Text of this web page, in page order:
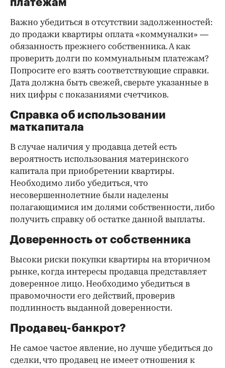
платежам
Важно убедиться в отсутствии задолженностей:
до продажи квартиры оплата «коммуналки» —
обязанность прежнего собственника. А как
проверить долги по коммунальным платежам?
Попросите его взять соответствующие справки.
Дата должна быть свежей, сверьте указанные в
них цифры с показаниями счетчиков.
Справка об использовании
маткапитала
В случае наличия у продавца детей есть
вероятность использования материнского
капитала при приобретении квартиры.
Необходимо либо убедиться, что
несовершеннолетние были наделены
полагающимися им долями собственности, либо
получить справку об остатке данной выплаты.
Доверенность от собственника
Высоки риски покупки квартиры на вторичном
рынке, когда интересы продавца представляет
доверенное лицо. Необходимо убедиться в
правомочности его действий, проверив
подлинность выданной доверенности.
Продавец-банкрот?
Не самое частое явление, но лучше убедиться до
сделки, что продавец не имеет отношения к